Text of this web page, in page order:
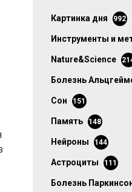
картинка дня 992
инструменты и
Nature&Science
болезнь
сон 151
память 148
нейроны 144
астроциты 111
болезнь